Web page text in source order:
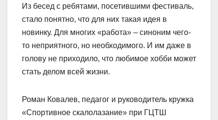
Из бесед с ребятами, посетившими фестиваль,
стало понятно, что для них такая идея в
новинку. Для многих «работа» – синоним чего-
то неприятного, но необходимого. И им даже в
голову не приходило, что любимое хобби может
стать делом всей жизни.
Роман Ковалев, педагог и руководитель кружка
«Спортивное скалолазание» при ГЦТШ